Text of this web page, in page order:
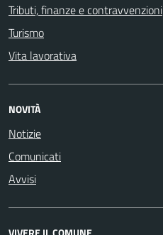
Tributi, finanze e contravvenzioni
Turismo
Vita lavorativa
NOVITÀ
Notizie
Comunicati
Avvisi